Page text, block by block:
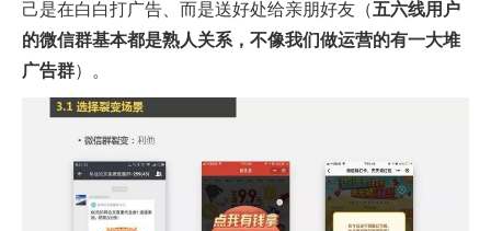
己是在白白打广告、而是送好处给亲朋好友（五六线用户
的微信群基本都是熟人关系，不像我们做运营的有一大堆
广告群）。